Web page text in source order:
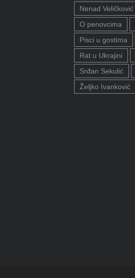
Nenad Veličković
O penovcima
Pisci u gostima
Rat u Ukrajini
Srđan Sekulić
Željko Ivanković